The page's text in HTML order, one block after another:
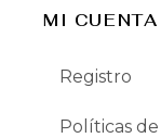
MI CUENTA
Registro
Políticas